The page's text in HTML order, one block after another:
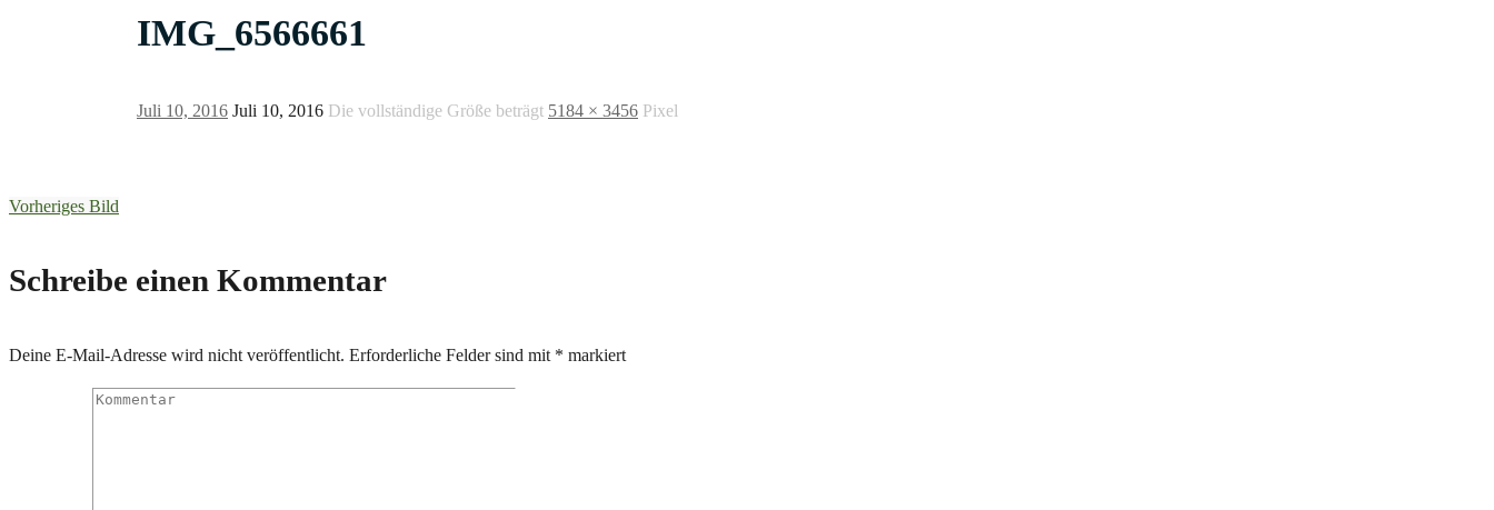
IMG_6566661
Juli 10, 2016 Juli 10, 2016 Die vollständige Größe beträgt 5184 × 3456 Pixel
Vorheriges Bild
Schreibe einen Kommentar
Deine E-Mail-Adresse wird nicht veröffentlicht. Erforderliche Felder sind mit * markiert